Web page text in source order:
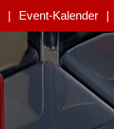
Event-Kalender